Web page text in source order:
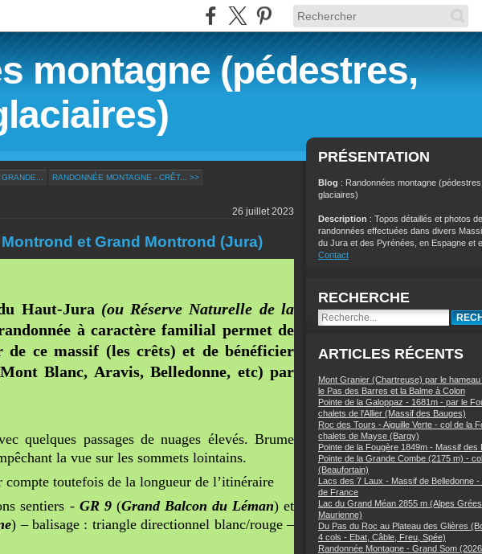
montagne (pédestres,
RANDONNÉE MONTAGNE - CRÊT... >>
26 juillet 2023
et Grand Montrond (Jura)
Haut-Jura (ou Réserve Naturelle de la
à caractère familial permet de
ce massif (les crêts) et de bénéficier
Blanc, Aravis, Belledonne, etc) par
quelques passages de nuages élevés. Brume
la vue sur les sommets lointains.
toutefois de la longueur de l’itinéraire
sentiers - GR 9(Grand Balcon du Léman) et
) – balisage : triangle directionnel blanc/rouge –
PRÉSENTATION
Blog : Randonnées montagne
glaciaires)
Description : Topos détaillés et photos
randonnées effectuées dans divers
du Jura et des Pyrénées, en Espagne et
Contact
RECHERCHE
ARTICLES RÉCENTS
Mont Granier (Chartreuse) par le hameau
le Pas des Barres et la Balme à Colon
Pointe de la Galoppaz - 1681m - par le
chalets de l'Allier (Massif des Bauges)
Roc des Tours - Aiguille Verte - col de la
chalets de Mayse (Bargy)
Pointe de la Fougère 1849m - Massif des
Pointe de la Grande Combe (2175 m) -
(Beaufortain)
Lacs des 7 Laux - Massif de Belledonne -
de France
Lac du Grand Méan 2855 m (Alpes
Maurienne)
Du Pas du Roc au Plateau des Glières
4 cols - Ebat, Câble, Freu, Spée)
Randonnée Montagne - Grand Som